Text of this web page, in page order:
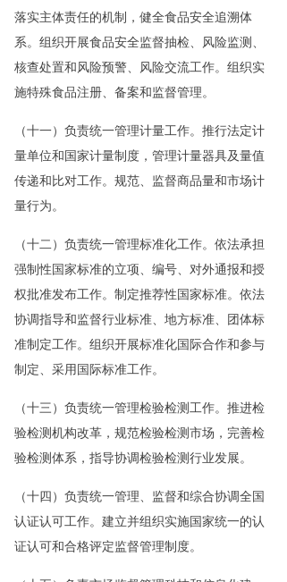
落实主体责任的机制，健全食品安全追溯体
系。组织开展食品安全监督抽检、风险监测、
核查处置和风险预警、风险交流工作。组织实
施特殊食品注册、备案和监督管理。
（十一）负责统一管理计量工作。推行法定计
量单位和国家计量制度，管理计量器具及量值
传递和比对工作。规范、监督商品量和市场计
量行为。
（十二）负责统一管理标准化工作。依法承担
强制性国家标准的立项、编号、对外通报和授
权批准发布工作。制定推荐性国家标准。依法
协调指导和监督行业标准、地方标准、团体标
准制定工作。组织开展标准化国际合作和参与
制定、采用国际标准工作。
（十三）负责统一管理检验检测工作。推进检
验检测机构改革，规范检验检测市场，完善检
验检测体系，指导协调检验检测行业发展。
（十四）负责统一管理、监督和综合协调全国
认证认可工作。建立并组织实施国家统一的认
证认可和合格评定监督管理制度。